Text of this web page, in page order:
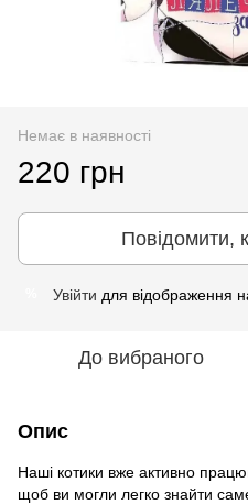
Немає в наявності
220 грн
Повідомити,
Увійти для відображення
До вибраного
Опис
Наші котики вже активно
щоб ви могли легко знайти